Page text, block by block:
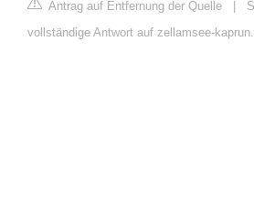
Antrag auf Entfernung der Quelle |
vollständige Antwort auf zellamsee-